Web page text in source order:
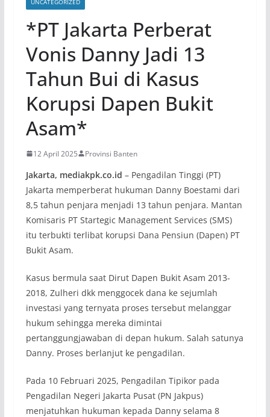
UNCATEGORIZED
*PT Jakarta Perberat
Vonis Danny Jadi 13
Tahun Bui di Kasus
Korupsi Dapen Bukit
Asam*
12 April 2025 Provinsi Banten
Jakarta, mediakpk.co.id – Pengadilan Tinggi (PT)
Jakarta memperberat hukuman Danny Boestami dari
8,5 tahun penjara menjadi 13 tahun penjara. Mantan
Komisaris PT Startegic Management Services (SMS)
itu terbukti terlibat korupsi Dana Pensiun (Dapen) PT
Bukit Asam.
Kasus bermula saat Dirut Dapen Bukit Asam 2013-
2018, Zulheri dkk menggocek dana ke sejumlah
investasi yang ternyata proses tersebut melanggar
hukum sehingga mereka dimintai
pertanggungjawaban di depan hukum. Salah satunya
Danny. Proses berlanjut ke pengadilan.
Pada 10 Februari 2025, Pengadilan Tipikor pada
Pengadilan Negeri Jakarta Pusat (PN Jakpus)
menjatuhkan hukuman kepada Danny selama 8